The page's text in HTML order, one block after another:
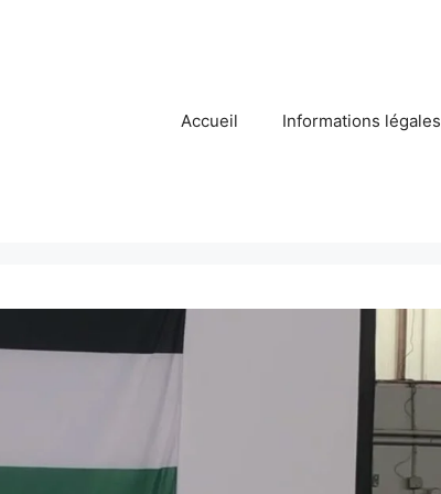
Accueil Informations légales